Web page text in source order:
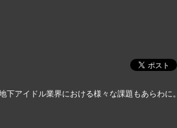
アイドル業界における様々な課題もあらわに。